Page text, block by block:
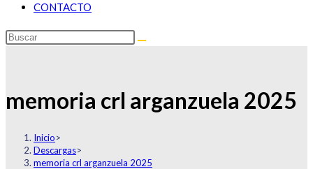
CONTACTO
memoria crl arganzuela 2025
Inicio>
Descargas>
memoria crl arganzuela 2025